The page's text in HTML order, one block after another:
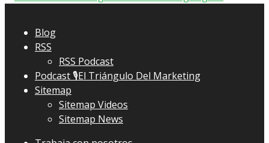
Blog
RSS
RSS Podcast
Podcast 🎙El Triángulo Del Marketing
Sitemap
Sitemap Videos
Sitemap News